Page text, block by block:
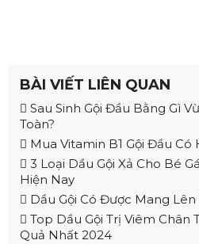
BÀI VIẾT LIÊN QUAN
Sau Sinh Gội Đầu Bằng Gì
Toàn?
Mua Vitamin B1 Gội Đầu Có
3 Loại Dầu Gội Xả Cho Bé
Hiện Nay
Dầu Gội Có Được Mang
Top Dầu Gội Trị Viêm Chân
Quả Nhất 2024